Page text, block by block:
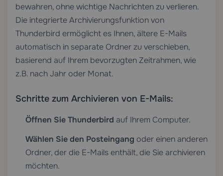
bewahren, ohne wichtige Nachrichten zu verlieren.
Die integrierte Archivierungsfunktion von
Thunderbird ermöglicht es Ihnen, ältere E-Mails
automatisch in separate Ordner zu verschieben,
basierend auf Ihrem bevorzugten Zeitrahmen, wie
z.B. nach Jahr oder Monat.
Schritte zum Archivieren von E-Mails:
Öffnen Sie Thunderbird auf Ihrem Computer.
Wählen Sie den Posteingang oder einen anderen
Ordner, der die E-Mails enthält, die Sie archivieren
möchten.